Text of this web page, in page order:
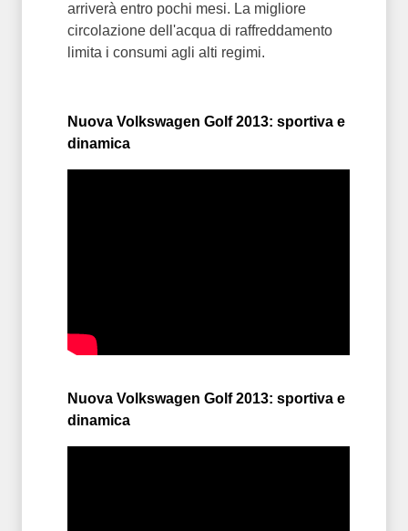
arriverà entro pochi mesi. La migliore
circolazione dell'acqua di raffreddamento
limita i consumi agli alti regimi.
Nuova Volkswagen Golf 2013: sportiva e
dinamica
Nuova Volkswagen Golf 2013: sportiva e
dinamica